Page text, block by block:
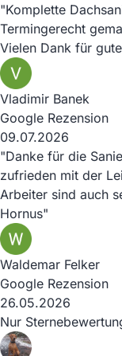
"Komplette
Termingerecht
Vielen Dank für
Vladimir Banek
Google Rezension
09.07.2026
"Danke für die
zufrieden mit der
Arbeiter sind auch
Hornus"
Waldemar Felker
Google Rezension
26.05.2026
Nur